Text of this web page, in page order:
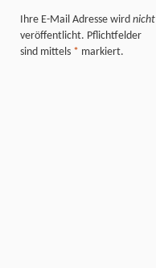
Ihre E-Mail Adresse wird nicht
veröffentlicht. Pflichtfelder
sind mittels * markiert.